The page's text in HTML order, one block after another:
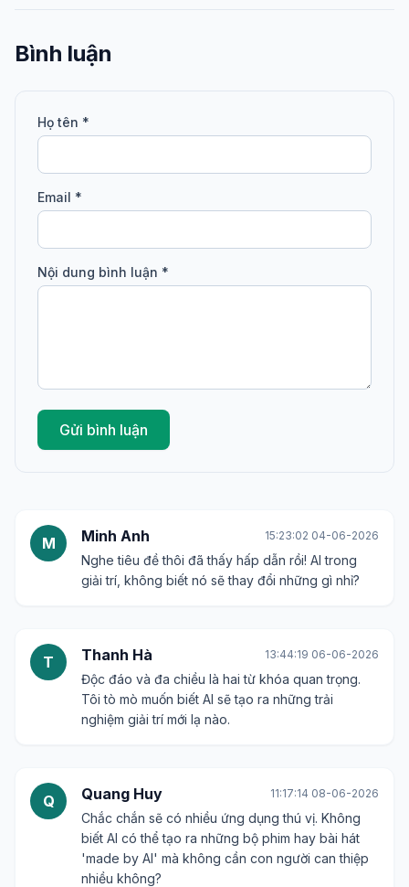
Bình luận
Họ tên *
Email *
Nội dung bình luận *
Gửi bình luận
M Minh Anh 15:23:02 04-06-2026
Nghe tiêu đề thôi đã thấy hấp dẫn rồi! AI trong
giải trí, không biết nó sẽ thay đổi những gì nhỉ?
T Thanh Hà 13:44:19 06-06-2026
Độc đáo và đa chiều là hai từ khóa quan trọng.
Tôi tò mò muốn biết AI sẽ tạo ra những trải
nghiệm giải trí mới lạ nào.
Q Quang Huy 11:17:14 08-06-2026
Chắc chắn sẽ có nhiều ứng dụng thú vị. Không
biết AI có thể tạo ra những bộ phim hay bài hát
'made by AI' mà không cần con người can thiệp
nhiều không?